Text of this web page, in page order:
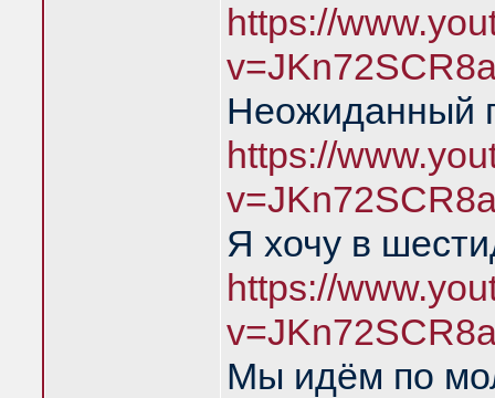
https://
Неожиданный
https://
Я хочу в
https://
Мы идём по